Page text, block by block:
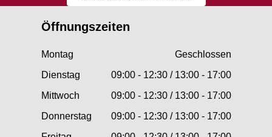
Öffnungszeiten
Montag
Geschlossen
Dienstag
09:00 - 12:30 / 13:00 - 17:00
Mittwoch
09:00 - 12:30 / 13:00 - 17:00
Donnerstag
09:00 - 12:30 / 13:00 - 17:00